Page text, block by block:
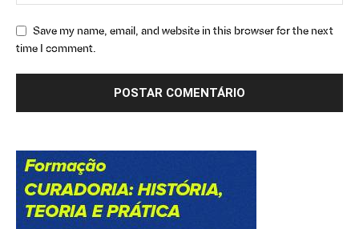
Save my name, email, and website in this browser for the next
time I comment.